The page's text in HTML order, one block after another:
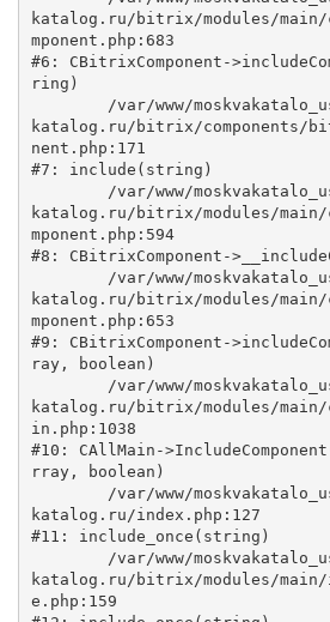
katalog.ru/bitrix/modules/main/
mponent.php:683
#6: CBitrixComponent-
ring)
katalog.ru/bitrix/components/
nent.php:171
#7: include(string)
katalog.ru/bitrix/modules/main/
mponent.php:594
#8: CBitrixComponent-
katalog.ru/bitrix/modules/main/
mponent.php:653
#9: CBitrixComponent-
ray, boolean)
katalog.ru/bitrix/modules/main/
in.php:1038
#10: CAllMain-
rray, boolean)
katalog.ru/index.php:127
#11: include_once(string)
katalog.ru/bitrix/modules/
e.php:159